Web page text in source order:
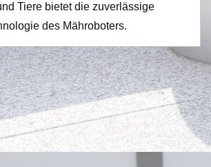
Tiere bietet die zuverlässige
des Mähroboters.